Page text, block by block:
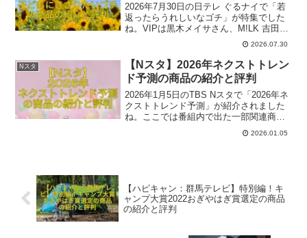
2026年7月30日の日テレ ぐるナイで「若
返ったらうれしいなゴチ」が特集でした
ね。VIPは黒木メイサさん、M!LK 吉田仁
人さんでした。ここでは番組内で出た商
品のうち一部の関連商品を紹介いたしま
す。参考になれば幸いです。
2026.07.30
Nスタ
【Nスタ】2026年ネクストトレン
ド予測の商品の紹介と評判
2026年1月5日のTBS Nスタで「2026年ネ
クストトレンド予測」が紹介されました
ね。ここでは番組内で出た一部関連商品
と評判をご紹介いたします。参考になれ
2026.01.05
【ハピキャン：群馬テレビ】特別編！キ
ャンプ大賞2022おぎやはぎ賞選定の商品
の紹介と評判